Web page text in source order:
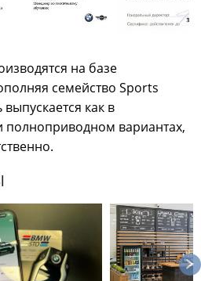
на базе
семейство Sports
как в
полноприводном вариантах,